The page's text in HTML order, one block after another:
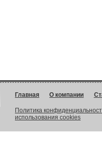
Главная О компании
Политика
использования cookies